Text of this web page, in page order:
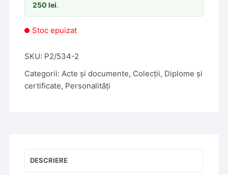
250lei.
Stoc epuizat
SKU: P2/534-2
Categorii:Acte și documente, Colecții, Diplome și
certificate, Personalități
DESCRIERE